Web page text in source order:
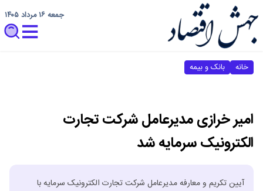
جمعه ۱۶ مرداد ۱۴۰۵
خانه بانک و بیمه
امیر خرازی مدیرعامل شرکت تجارت
الکترونیک سرمایه شد
آیین تکریم و معارفه مدیرعامل شرکت تجارت الکترونیک سرمایه با